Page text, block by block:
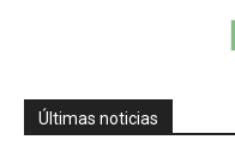
Últimas noticias